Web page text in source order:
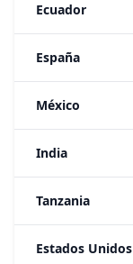
Ecuador
España
México
India
Tanzania
Estados Unidos